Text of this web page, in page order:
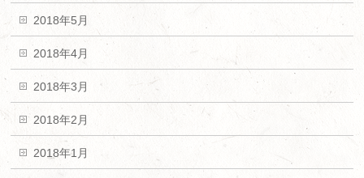
2018年5月
2018年4月
2018年3月
2018年2月
2018年1月